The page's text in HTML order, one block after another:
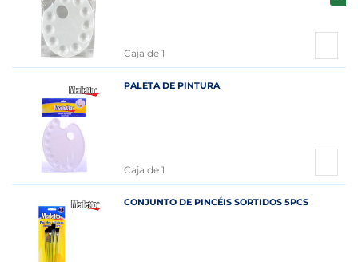
Caja de 1
PALETA DE PINTURA
Caja de 1
CONJUNTO DE PINCÉIS SORTIDOS 5PCS